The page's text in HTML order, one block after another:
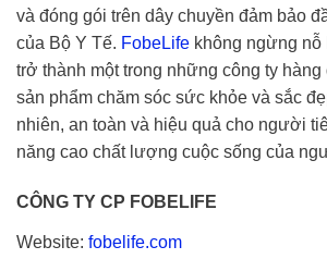
và đóng gói trên dây chuyền đảm bảo
của Bộ Y Tế. FobeLife không ngừng
trở thành một trong những công ty
sản phẩm chăm sóc sức khỏe và sắc
nhiên, an toàn và hiệu quả cho người
năng cao chất lượng cuộc sống của
CÔNG TY CP FOBELIFE
Website: fobelife.com